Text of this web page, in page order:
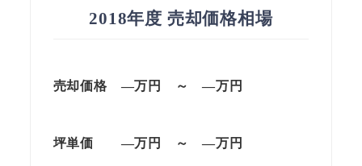
2018年度 売却価格相場
売却価格 —万円 ～ —万円
坪単価 —万円 ～—万円